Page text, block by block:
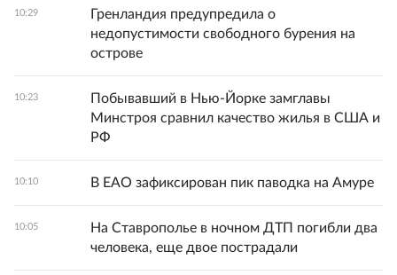
10:29
Гренландия предупредила о
недопустимости свободного бурения на
острове
10:23
Побывавший в Нью-Йорке замглавы
Минстроя сравнил качество жилья в США и
РФ
10:10 В ЕАО зафиксирован пик паводка на Амуре
10:05
На Ставрополье в ночном ДТП погибли два
человека, еще двое пострадали